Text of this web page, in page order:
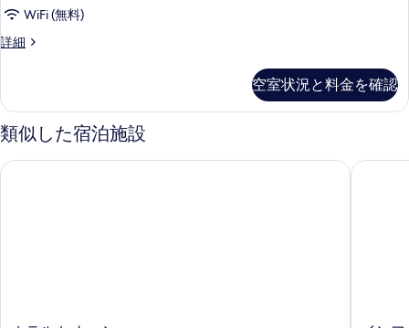
真
を
す
る
ル
ム
の
す
べ
WiFi (無料)
詳細
コ
ー
ト
ル
ム
空室状況と料金を確認
類似した宿泊施設
ホテル レトーン インフ